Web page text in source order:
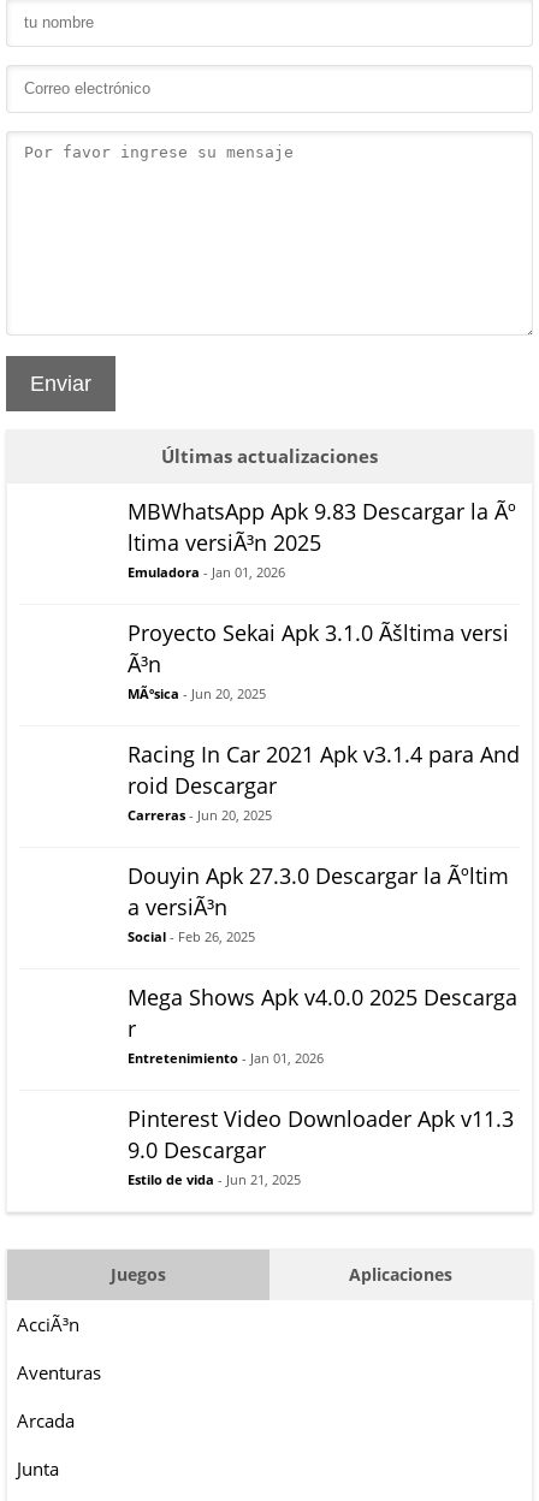
Enviar
Últimas actualizaciones
MBWhatsApp Apk 9.83 Descargar la Ãº
ltima versiÃ³n 2025
Emuladora - Jan 01, 2026
Proyecto Sekai Apk 3.1.0 Ãšltima versi
Ã³n
MÃºsica - Jun 20, 2025
Racing In Car 2021 Apk v3.1.4 para And
roid Descargar
Carreras - Jun 20, 2025
Douyin Apk 27.3.0 Descargar la Ãºltim
a versiÃ³n
Social - Feb 26, 2025
Mega Shows Apk v4.0.0 2025 Descarga
r
Entretenimiento - Jan 01, 2026
Pinterest Video Downloader Apk v11.3
9.0 Descargar
Estilo de vida - Jun 21, 2025
Juegos Aplicaciones
AcciÃ³n
Aventuras
Arcada
Junta